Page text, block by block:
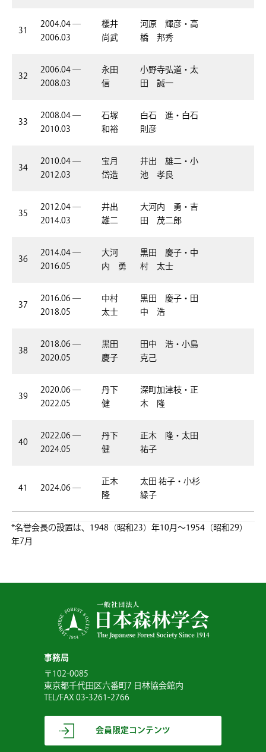
31
2004.04 ―
2006.03
櫻井
尚武
河原 輝彦・高
橋 邦秀
32
2006.04 ―
2008.03
永田
信
小野寺弘道・太
田 誠一
33
2008.04 ―
2010.03
石塚
和裕
白石 進・白石
則彦
34
2010.04 ―
2012.03
宝月
岱造
井出 雄二・小
池 孝良
35
2012.04 ―
2014.03
井出
雄二
大河内 勇・吉
田 茂二郎
36
2014.04 ―
2016.05
大河
内 勇
黒田 慶子・中
村 太士
37
2016.06 ―
2018.05
中村
太士
黒田 慶子・田
中 浩
38
2018.06 ―
2020.05
黒田
慶子
田中 浩・小島
克己
39
2020.06 ―
2022.05
丹下
健
深町加津枝・正
木 隆
40
2022.06 ―
2024.05
丹下
健
正木 隆・太田
祐子
41 2024.06 ―
正木
隆
太田 祐子・小杉
緑子
*名誉会長の設置は、1948（昭和23）年10月～1954（昭和29）
年7月
事務局
〒102-0085
東京都千代田区六番町7 日林協会館内
TEL/FAX 03-3261-2766
会員限定コンテンツ